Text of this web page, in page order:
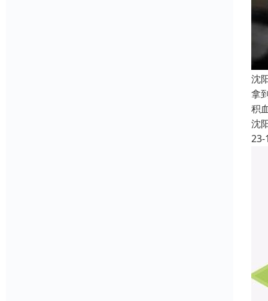
沈
拿
积
沈
23-